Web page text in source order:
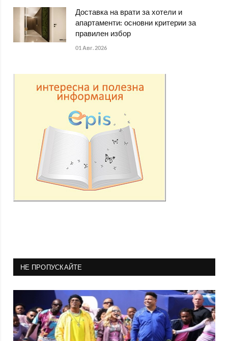
Доставка на врати за хотели и
апартаменти: основни критерии за
правилен избор
01 Авг. 2026
НЕ ПРОПУСКАЙТЕ